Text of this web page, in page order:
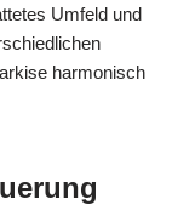
Umfeld und
harmonisch